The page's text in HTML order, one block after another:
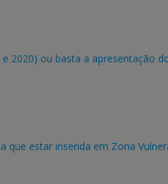
2020) ou basta a apresentação
estar inserida em Zona